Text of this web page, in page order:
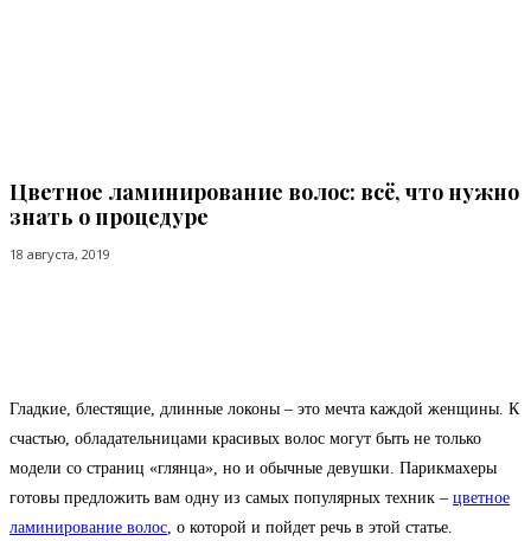
Цветное ламинирование волос: всё, что нужно
знать о процедуре
18 августа, 2019
Гладкие, блестящие, длинные локоны – это мечта каждой женщины. К
счастью, обладательницами красивых волос могут быть не только
модели со страниц «глянца», но и обычные девушки. Парикмахеры
готовы предложить вам одну из самых популярных техник – цветное
ламинирование волос, о которой и пойдет речь в этой статье.